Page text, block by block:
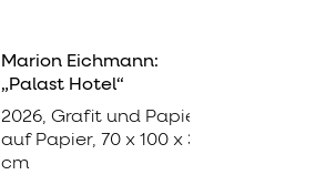
Marion Eichmann:
„Palast Hotel“
2026, Grafit und Papier
auf Papier, 70 x 100 x 3,5
cm